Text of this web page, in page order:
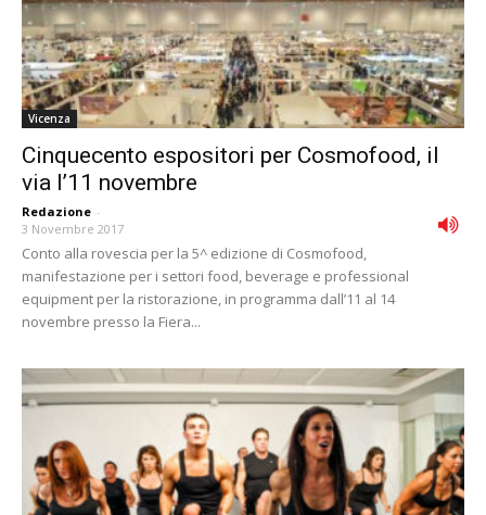
Vicenza
Cinquecento espositori per Cosmofood, il
via l’11 novembre
Redazione -
3 Novembre 2017
Conto alla rovescia per la 5^ edizione di Cosmofood,
manifestazione per i settori food, beverage e professional
equipment per la ristorazione, in programma dall’11 al 14
novembre presso la Fiera...